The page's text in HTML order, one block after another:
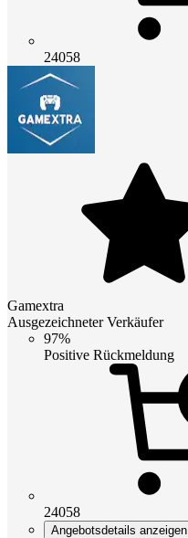
24058
Gamextra
Ausgezeichneter Verkäufer
97%
Positive Rückmeldung
24058
Angebotsdetails anzeigen